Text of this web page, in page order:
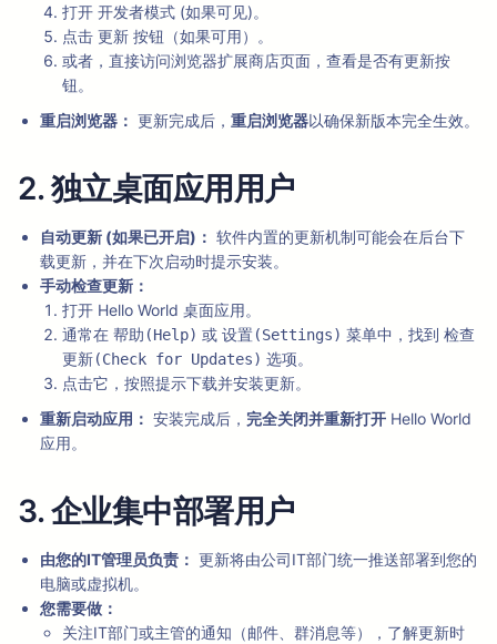
打开 开发者模式 (如果可见)。
点击 更新 按钮（如果可用）。
或者，直接访问浏览器扩展商店页面，查看是否有更新按
钮。
重启浏览器： 更新完成后， 重启浏览器以确保新版本完全生效。
2. 独立桌面应用用户
自动更新 (如果已开启)： 软件内置的更新机制可能会在后台下
载更新，并在下次启动时提示安装。
手动检查更新：
打开 Hello World 桌面应用。
通常在 帮助(Help) 或 设置(Settings) 菜单中，找到 检查
更新(Check for Updates) 选项。
点击它，按照提示下载并安装更新。
重新启动应用： 安装完成后， 完全关闭并重新打开 Hello World
应用。
3. 企业集中部署用户
由您的IT管理员负责： 更新将由公司IT部门统一推送部署到您的
电脑或虚拟机。
您需要做：
关注IT部门或主管的通知（邮件、群消息等），了解更新时